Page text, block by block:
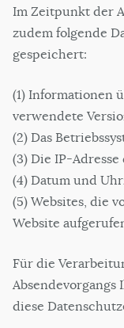
Im Zeitpunkt der
zudem folgende
gespeichert:
(1) Informationen
verwendete
(2) Das
(3) Die IP-Adresse
(4) Datum und
(5) Websites, die
Website
Für die
diese